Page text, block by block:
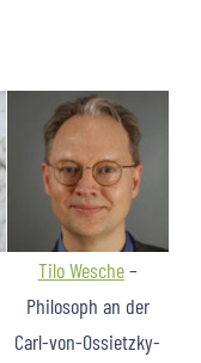
Tilo Wesche–
Philosoph an der
Carl-von-Ossietzky-